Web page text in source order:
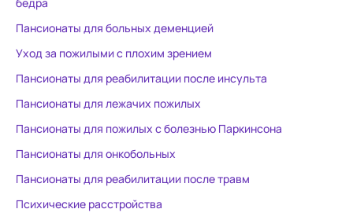
Пансионаты для больных деменцией
Уход за пожилыми с плохим зрением
Пансионаты для реабилитации после инсульта
Пансионаты для лежачих пожилых
Пансионаты для пожилых с болезнью Паркинсона
Пансионаты для онкобольных
Пансионаты для реабилитации после травм
Психические расстройства